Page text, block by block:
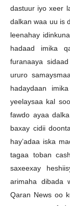
dastuur iyo xeer
dalkan waa uu is
leenahay
hadaad imika
furanaaya
ururo
hadaydaan
yeelaysaa kal
fawdo ayaa
baxay cidii
hay’adaa iska
tagaa toban
saxeexay
arimaha dibada
Qaran News oo